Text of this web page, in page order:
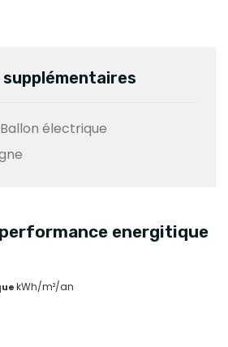
électrique
energitique
kWh/m²/an